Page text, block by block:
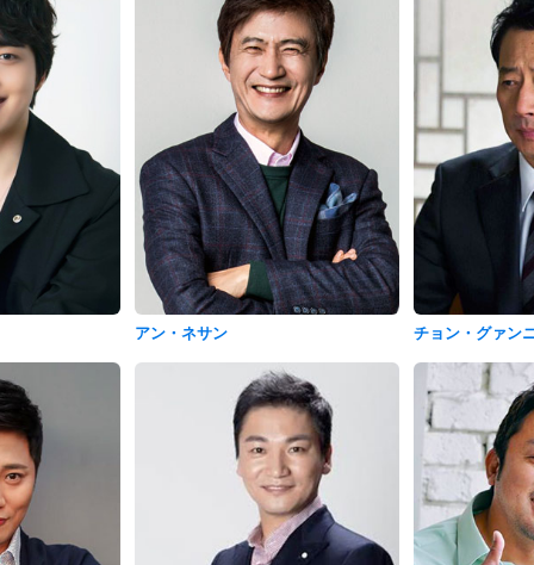
アン・ネサン チョン・グァン